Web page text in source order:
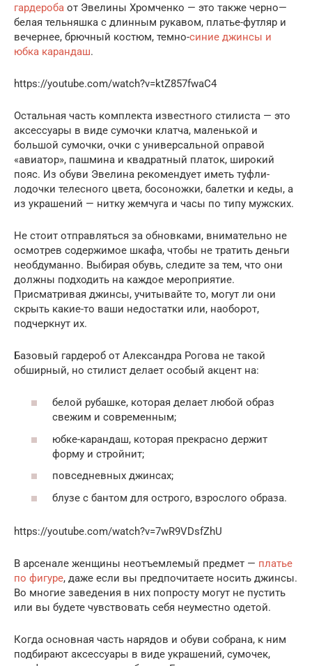
гардероба от Эвелины Хромченко — это также черно—
белая тельняшка с длинным рукавом, платье-футляр и
вечернее, брючный костюм, темно-синие джинсы и
юбка карандаш.
https://youtube.com/watch?v=ktZ857fwaC4
Остальная часть комплекта известного стилиста — это
аксессуары в виде сумочки клатча, маленькой и
большой сумочки, очки с универсальной оправой
«авиатор», пашмина и квадратный платок, широкий
пояс. Из обуви Эвелина рекомендует иметь туфли-
лодочки телесного цвета, босоножки, балетки и кеды, а
из украшений — нитку жемчуга и часы по типу мужских.
Не стоит отправляться за обновками, внимательно не
осмотрев содержимое шкафа, чтобы не тратить деньги
необдуманно. Выбирая обувь, следите за тем, что они
должны подходить на каждое мероприятие.
Присматривая джинсы, учитывайте то, могут ли они
скрыть какие-то ваши недостатки или, наоборот,
подчеркнут их.
Базовый гардероб от Александра Рогова не такой
обширный, но стилист делает особый акцент на:
белой рубашке, которая делает любой образ
свежим и современным;
юбке-карандаш, которая прекрасно держит
форму и стройнит;
повседневных джинсах;
блузе с бантом для острого, взрослого образа.
https://youtube.com/watch?v=7wR9VDsfZhU
В арсенале женщины неотъемлемый предмет — платье
по фигуре, даже если вы предпочитаете носить джинсы.
Во многие заведения в них попросту могут не пустить
или вы будете чувствовать себя неуместно одетой.
Когда основная часть нарядов и обуви собрана, к ним
подбирают аксессуары в виде украшений, сумочек,